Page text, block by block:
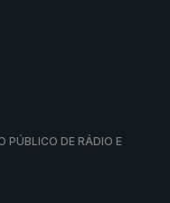
PÚBLICO DE RÁDIO E